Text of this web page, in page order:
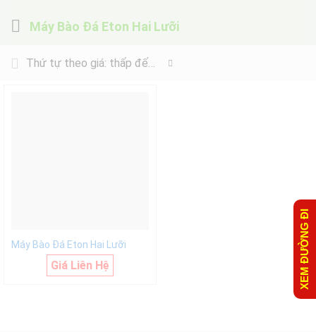
Máy Bào Đá Eton Hai Lưỡi
Thứ tự theo giá: thấp đến cao
Máy Bào Đá Eton Hai Lưỡi
Giá Liên Hệ XEM ĐƯỜNG ĐI